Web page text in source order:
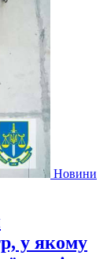
Новини
у якому